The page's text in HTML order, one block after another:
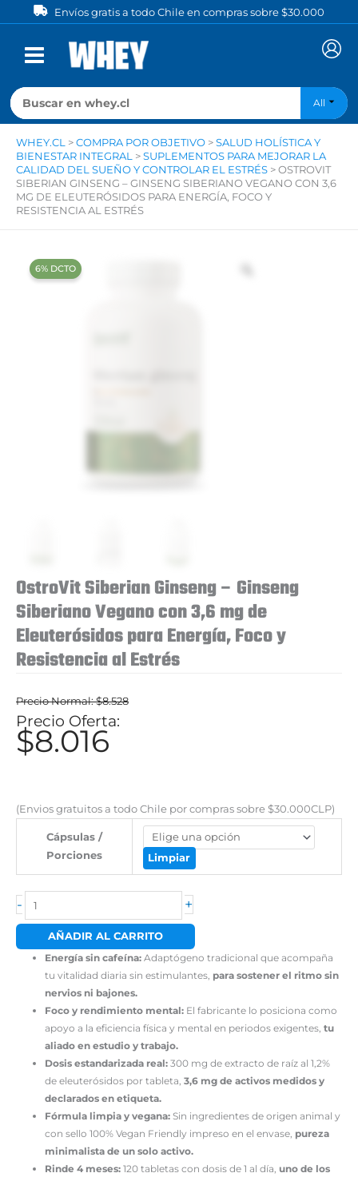
al
contenido
Envíos gratis a todo Chile en compras sobre $30.000
All
WHEY.CL > COMPRA POR OBJETIVO > SALUD HOLÍSTICA Y
BIENESTAR INTEGRAL > SUPLEMENTOS PARA MEJORAR LA
CALIDAD DEL SUEÑO Y CONTROLAR EL ESTRÉS > OSTROVIT
SIBERIAN GINSENG – GINSENG SIBERIANO VEGANO CON 3,6
MG DE ELEUTERÓSIDOS PARA ENERGÍA, FOCO Y
RESISTENCIA AL ESTRÉS
‍6% DCTO‍‍
OstroVit Siberian Ginseng – Ginseng
Siberiano Vegano con 3,6 mg de
Eleuterósidos para Energía, Foco y
Resistencia al Estrés
$8.528
El
precio
era:
$8.528.
$8.016
es:
$8.016.
(Envios gratuitos a todo Chile por compras sobre $30.000CLP)
Cápsulas /
Porciones
Limpiar
- +
AÑADIR AL CARRITO
Energía sin cafeína: Adaptógeno tradicional que acompaña
tu vitalidad diaria sin estimulantes, para sostener el ritmo sin
nervios ni bajones.
Foco y rendimiento mental: El fabricante lo posiciona como
apoyo a la eficiencia física y mental en periodos exigentes,tu
aliado en estudio y trabajo.
Dosis estandarizada real: 300 mg de extracto de raíz al 1,2%
de eleuterósidos por tableta,3,6 mg de activos medidos y
declarados en etiqueta.
Fórmula limpia y vegana: Sin ingredientes de origen animal y
con sello 100% Vegan Friendly impreso en el envase, pureza
minimalista de un solo activo.
Rinde 4 meses: 120 tabletas con dosis de 1 al día, uno de los